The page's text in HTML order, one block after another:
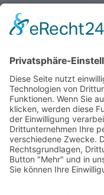
SUCHE
Search